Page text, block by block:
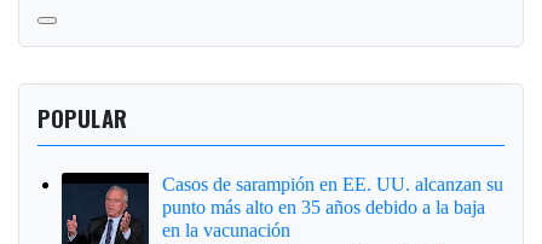
POPULAR
Casos de sarampión en EE. UU. alcanzan su
punto más alto en 35 años debido a la baja
en la vacunación